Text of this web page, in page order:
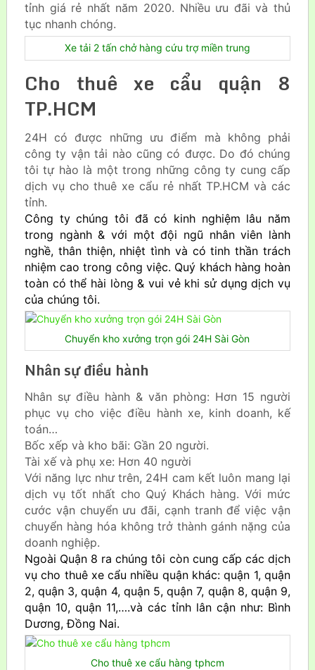
tỉnh giá rẻ nhất năm 2020. Nhiều ưu đãi và thủ
tục nhanh chóng.
Xe tải 2 tấn chở hàng cứu trợ miền trung
Cho thuê xe cẩu quận 8
TP.HCM
24H có được những ưu điểm mà không phải
công ty vận tải nào cũng có được. Do đó chúng
tôi tự hào là một trong những công ty cung cấp
dịch vụ cho thuê xe cẩu rẻ nhất TP.HCM và các
tỉnh.
Công ty chúng tôi đã có kinh nghiệm lâu năm
trong ngành & với một đội ngũ nhân viên lành
nghề, thân thiện, nhiệt tình và có tinh thần trách
nhiệm cao trong công việc. Quý khách hàng hoàn
toàn có thể hài lòng & vui vẻ khi sử dụng dịch vụ
của chúng tôi.
Chuyển kho xưởng trọn gói 24H Sài Gòn
Nhân sự điều hành
Nhân sự điều hành & văn phòng: Hơn 15 người
phục vụ cho việc điều hành xe, kinh doanh, kế
toán…
Bốc xếp và kho bãi: Gần 20 người.
Tài xế và phụ xe: Hơn 40 người
Với năng lực như trên, 24H cam kết luôn mang lại
dịch vụ tốt nhất cho Quý Khách hàng. Với mức
cước vận chuyển ưu đãi, cạnh tranh để việc vận
chuyển hàng hóa không trở thành gánh nặng của
doanh nghiệp.
Ngoài Quận 8 ra chúng tôi còn cung cấp các dịch
vụ cho thuê xe cẩu nhiều quận khác: quận 1, quận
2, quận 3, quận 4, quận 5, quận 7, quận 8, quận 9,
quận 10, quận 11,….và các tỉnh lân cận như: Bình
Dương, Đồng Nai.
Cho thuê xe cẩu hàng tphcm